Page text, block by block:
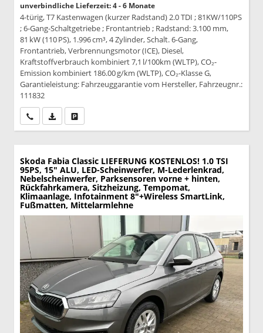
unverbindliche Lieferzeit: 4 - 6 Monate
4-türig, T7 Kastenwagen (kurzer Radstand) 2.0 TDI ; 81KW/110PS
; 6-Gang-Schaltgetriebe ; Frontantrieb ; Radstand: 3.100 mm,
81 kW (110 PS), 1.996 cm³, 4 Zylinder, Schalt. 6-Gang,
Frontantrieb, Verbrennungsmotor (ICE), Diesel,
Kraftstoffverbrauch kombiniert 7,1 l/100km (WLTP), CO₂-
Emission kombiniert 186.00 g/km (WLTP), CO₂-Klasse G,
Garantieleistung: Fahrzeuggarantie vom Hersteller, Fahrzeugnr.:
111832
Wir rufen Sie anPDF-Datei, Fahrzeugexposé drucken
Skoda Fabia Classic LIEFERUNG KOSTENLOS! 1.0 TSI
95PS, 15" ALU, LED-Scheinwerfer, M-Lederlenkrad,
Nebelscheinwerfer, Parksensoren vorne + hinten,
Rückfahrkamera, Sitzheizung, Tempomat,
Klimaanlage, Infotainment 8"+Wireless SmartLink,
Fußmatten, Mittelarmlehne